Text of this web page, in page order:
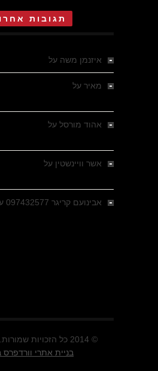
תגובות
איזנמן משה על
מאיר על
אהוד מורסל על
אשר וויינשטין על
אבינועם קריגר 097432577
© 2014 כל הזכויות שמורות.
בניית אתרי